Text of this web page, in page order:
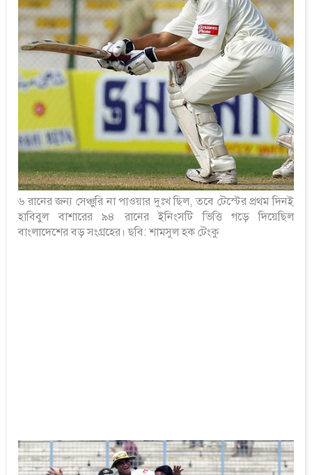
৬ রানের জন্য সেঞ্চুরি না পাওয়ার দুঃখ ছিল, তবে টেস্টের প্রথম দিনই
হাবিবুল বাশারের ৯৪ রানের ইনিংসটি ভিত্তি গড়ে দিয়েছিল
বাংলাদেশের বড় সংগ্রহের। ছবি: শামসুল হক টেংকু